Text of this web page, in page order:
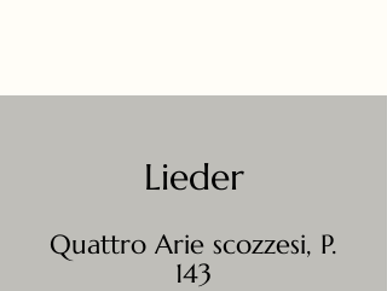
Lieder
Quattro Arie scozzesi, P.
143